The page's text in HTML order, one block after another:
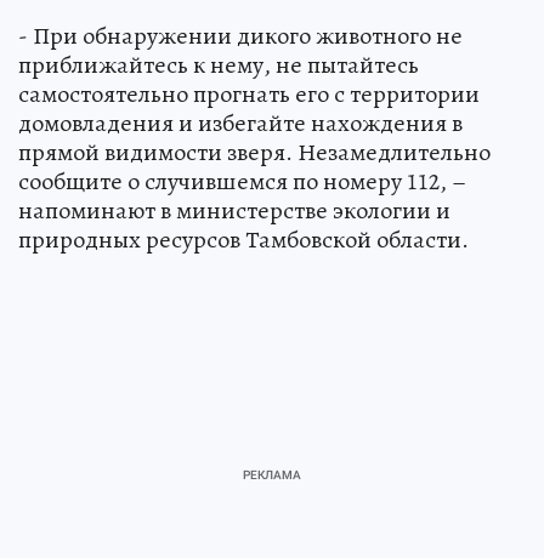
- При обнаружении дикого животного не
приближайтесь к нему, не пытайтесь
самостоятельно прогнать его с территории
домовладения и избегайте нахождения в
прямой видимости зверя. Незамедлительно
сообщите о случившемся по номеру 112, –
напоминают в министерстве экологии и
природных ресурсов Тамбовской области.